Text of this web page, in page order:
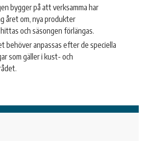
bygger på att verksamma har
året om, nya produkter
och säsongen förlängas.
behöver anpassas efter de speciella
som gäller i kust- och